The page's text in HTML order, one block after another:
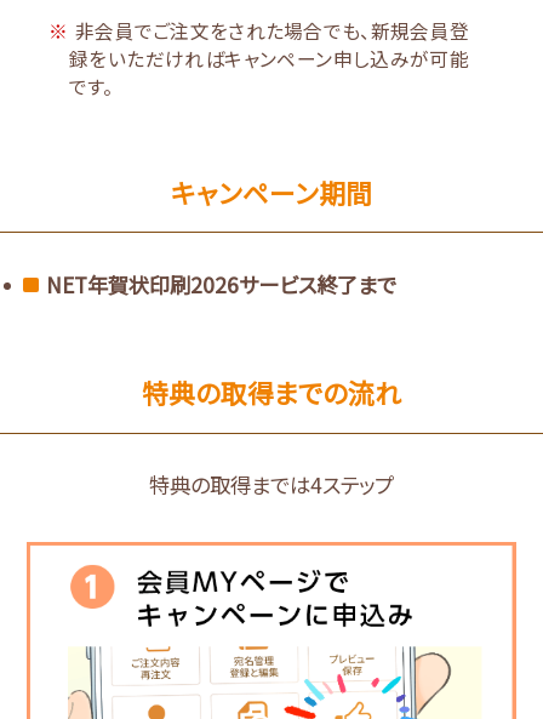
非会員でご注文をされた場合でも、新規会員登
録をいただければキャンペーン申し込みが可能
です。
キャンペーン期間
NET年賀状印刷2026サービス終了まで
特典の取得までの流れ
特典の取得までは4ステップ